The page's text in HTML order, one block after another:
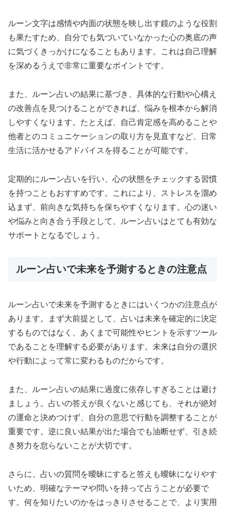
ルーン文字は感情や内面の状態を映し出す鏡のような役割
も果たすため、自分でも気づいていなかった心の奥底の声
に気づくきっかけになることもあります。これは自己理解
を深めるうえで非常に重要なポイントです。
また、ルーン占いの結果に基づき、具体的な行動や心構え
の改善点を見つけることができれば、悩みを根本から解消
しやすくなります。たとえば、自己肯定感を高めることや
他者とのコミュニケーションの取り方を見直すなど、日常
生活に活かせるアドバイスを得ることが可能です。
定期的にルーン占いを行い、心の状態をチェックする習慣
を持つこともおすすめです。これにより、ストレスを溜め
込まず、前向きな気持ちを保ちやすくなります。心の迷い
や悩みと向き合う手段として、ルーン占いはとても有効な
サポートとなるでしょう。
ルーン占いで未来を予測するときの注意点
ルーン占いで未来を予測するときにはいくつかの注意点が
あります。まず大前提として、占いは未来を確定的に決定
するものではなく、あくまで可能性やヒントを示すツール
であることを理解する必要があります。未来は自分の選択
や行動によって常に変わるものだからです。
また、ルーン占いの結果に過度に依存しすぎることは避け
ましょう。占いの答えが良くないと感じても、それが絶対
の運命と決めつけず、自分の意思で行動を調整することが
重要です。逆に良い結果が出た場合でも油断せず、引き続
き努力を怠らないことが大切です。
さらに、占いの質問を曖昧にすると答えも曖昧になりやす
いため、明確なテーマや問いを持って占うことが必要で
す。何を知りたいのかをはっきりさせることで、より実用